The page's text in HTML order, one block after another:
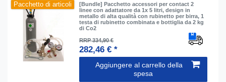
Pacchetto di articoli
[Bundle] Pacchetto accessori per contact 2
linee con adattatore da 1x 5 litri, design in
metallo di alta qualità con rubinetto per birra, 1
testa di rubinetto combinata e bottiglia da 2 kg
di Co2
RRP 334,90 €
282,46 € *
Aggiungere al carrello della
spesa